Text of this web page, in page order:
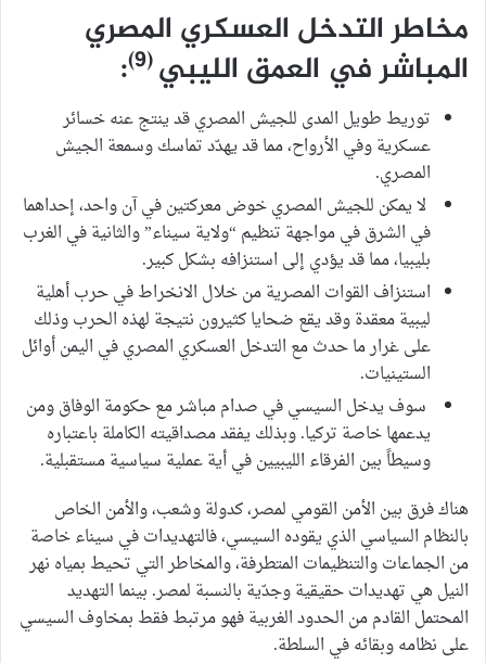
مخاطر التدخل العسكري المصري
المباشر في العمق الليبي(9)
:
توريط طويل المدى للجيش المصري قد ينتج عنه خسائر
عسكرية وفي الأرواح، مما قد يهدّد تماسك وسمعة الجيش
المصري.
لا يمكن للجيش المصري خوض معركتين في آن واحد، إحداهما
في الشرق في مواجهة تنظيم “ولاية سيناء” والثانية في الغرب
بليبيا، مما قد يؤدي إلى استنزافه بشكل كبير.
استنزاف القوات المصرية من خلال الانخراط في حرب أهلية
ليبية معقدة وقد يقع ضحايا كثيرون نتيجة لهذه الحرب وذلك
على غرار ما حدث مع التدخل العسكري المصري في اليمن أوائل
الستينيات.
سوف يدخل السيسي في صدام مباشر مع حكومة الوفاق ومن
يدعمها خاصة تركيا. وبذلك يفقد مصداقيته الكاملة باعتباره
وسيطاً بين الفرقاء الليبيين في أية عملية سياسية مستقبلية.
هناك فرق بين الأمن القومي لمصر، كدولة وشعب، والأمن الخاص
بالنظام السياسي الذي يقوده السيسي، فالتهديدات في سيناء خاصة
من الجماعات والتنظيمات المتطرفة، والمخاطر التي تحيط بمياه نهر
النيل هي تهديدات حقيقية وجدّية بالنسبة لمصر. بينما التهديد
المحتمل القادم من الحدود الغربية فهو مرتبط فقط بمخاوف السيسي
على نظامه وبقائه في السلطة.